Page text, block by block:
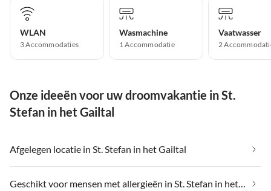
WLAN
3 Accommodaties
Wasmachine
1 Accommodatie
Vaatwasser
2
Onze ideeën voor uw droomvakantie in St.
Stefan in het Gailtal
Afgelegen locatie in St. Stefan in het Gailtal
Geschikt voor mensen met allergieën in St. Stefan in het Gailtal